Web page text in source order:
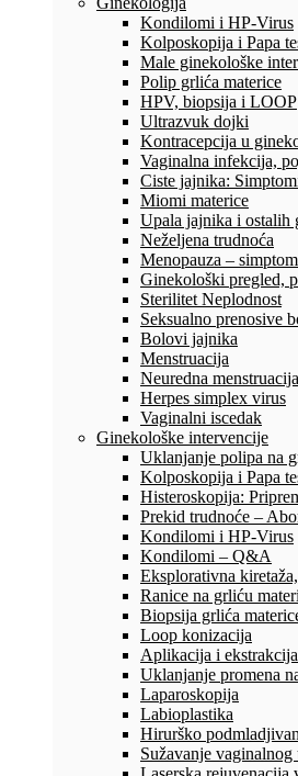
Kondilomi i HP-Virus
Kolposkopija i Papa
Male ginekološke
Polip grlića materice
HPV, biopsija i LOOP
Ultrazvuk dojki
Kontracepcija u
Vaginalna infekcija,
Ciste jajnika:
Miomi materice
Upala jajnika i ostalih
Neželjena trudnoća
Menopauza –
Ginekološki pregled,
Sterilitet Neplodnost
Seksualno prenosive
Bolovi jajnika
Menstruacija
Neuredna menstruacija
Herpes simplex virus
Vaginalni iscedak
Ginekološke intervencije
Uklanjanje polipa na
Kolposkopija i Papa
Histeroskopija:
Prekid trudnoće –
Kondilomi i HP-Virus
Kondilomi – Q&A
Eksplorativna
Ranice na grliću
Biopsija grlića
Loop konizacija
Aplikacija i
Uklanjanje promena
Laparoskopija
Labioplastika
Hirurško
Sužavanje